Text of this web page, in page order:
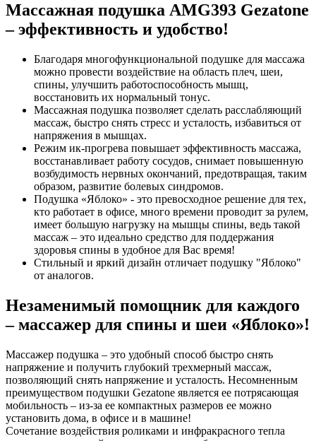
Массажная подушка AMG393 Gezatone
– эффективность и удобство!
Благодаря многофункциональной подушке для массажа
можно провести воздействие на область плеч, шеи,
спины, улучшить работоспособность мышц,
восстановить их нормальный тонус.
Массажная подушка позволяет сделать расслабляющий
массаж, быстро снять стресс и усталость, избавиться от
напряжения в мышцах.
Режим ик-прогрева повышает эффективность массажа,
восстанавливает работу сосудов, снимает повышенную
возбудимость нервных окончаний, предотвращая, таким
образом, развитие болевых синдромов.
Подушка «Яблоко» - это превосходное решение для тех,
кто работает в офисе, много времени проводит за рулем,
имеет большую нагрузку на мышцы спины, ведь такой
массаж – это идеально средство для поддержания
здоровья спины в удобное для Вас время!
Стильный и яркий дизайн отличает подушку "Яблоко"
от аналогов.
Незаменимый помощник для каждого
– массажер для спины и шеи «Яблоко»!
Массажер подушка – это удобный способ быстро снять
напряжение и получить глубокий трехмерный массаж,
позволяющий снять напряжение и усталость. Несомненным
преимуществом подушки Gezatone является ее потрясающая
мобильность – из-за ее компактных размеров ее можно
установить дома, в офисе и в машине!
Сочетание воздействия роликами и инфракрасного тепла